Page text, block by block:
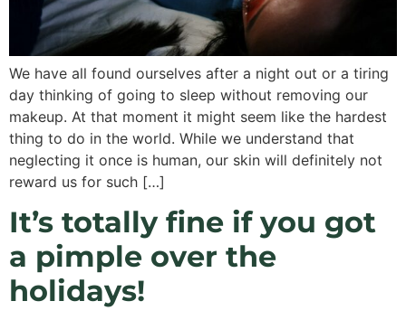
We have all found ourselves after a night out or a tiring
day thinking of going to sleep without removing our
makeup. At that moment it might seem like the hardest
thing to do in the world. While we understand that
neglecting it once is human, our skin will definitely not
reward us for such […]
It’s totally fine if you got
a pimple over the
holidays!